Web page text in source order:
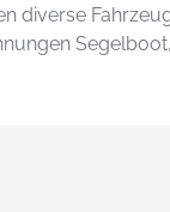
diverse